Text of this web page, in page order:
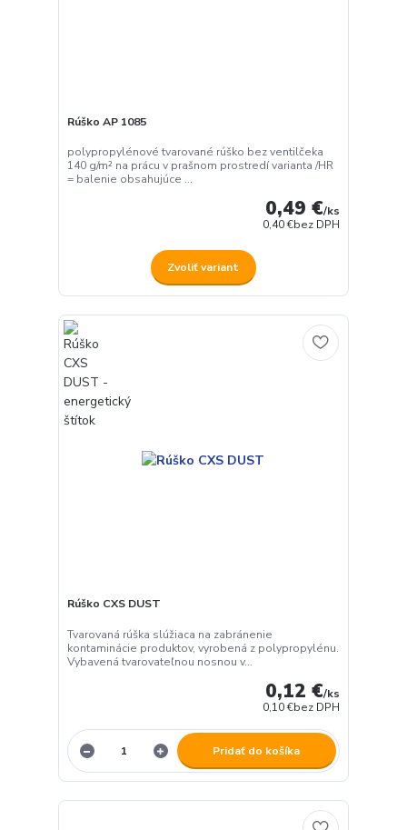
Rúško AP 1085
polypropylénové tvarované rúško bez ventilčeka
140 g/m² na prácu v prašnom prostredí varianta /HR
= balenie obsahujúce ...
0,49 €/ks
0,40 €bez DPH
Zvoliť variant
Rúško CXS DUST
Tvarovaná rúška slúžiaca na zabránenie
kontaminácie produktov, vyrobená z polypropylénu.
Vybavená tvarovateľnou nosnou v...
0,12 €/ks
0,10 €bez DPH
Pridať do košíka